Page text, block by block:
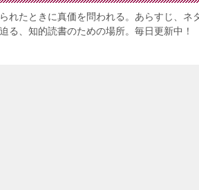
れたときに真価を問われる。あらすじ、ネ
る、知的読書のための場所。毎日更新中！